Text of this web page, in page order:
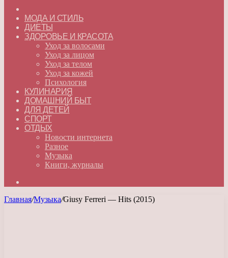
МОДА И СТИЛЬ
ДИЕТЫ
ЗДОРОВЬЕ И КРАСОТА
Уход за волосами
Уход за лицом
Уход за телом
Уход за кожей
Психология
КУЛИНАРИЯ
ДОМАШНИЙ БЫТ
ДЛЯ ДЕТЕЙ
СПОРТ
ОТДЫХ
Новости интернета
Разное
Музыка
Книги, журналы
Главная/Музыка/Giusy Ferreri — Hits (2015)